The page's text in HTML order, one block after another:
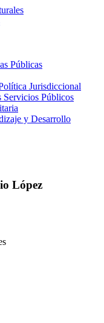
Públicas
Jurisdiccional
Servicios Públicos
y Desarrollo
López